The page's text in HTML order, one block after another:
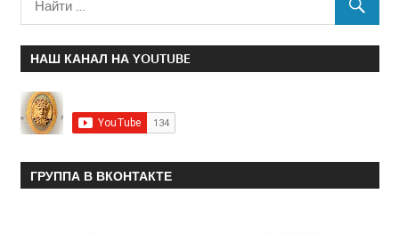
НАШ КАНАЛ НА YOUTUBE
ГРУППА В ВКОНТАКТЕ